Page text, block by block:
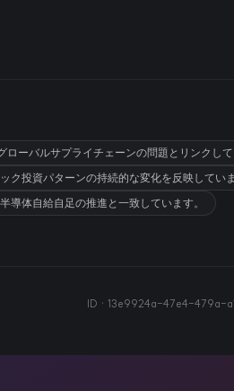
ーバルサプライチェーンの問題とリンクして
投資パターンの持続的な変化を反映していま
導体自給自足の推進と一致しています。
ID · 13e9924a-47e4-479a-